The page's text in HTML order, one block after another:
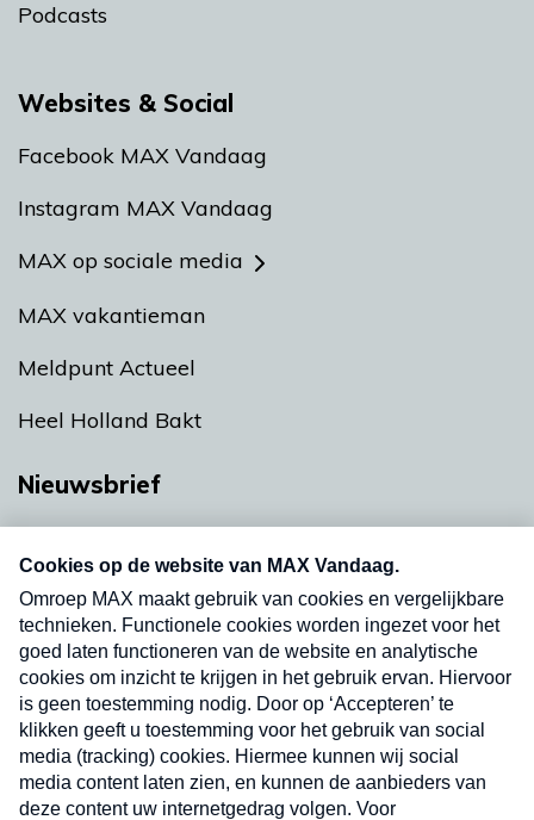
Podcasts
Websites & Social
Facebook MAX Vandaag
Instagram MAX Vandaag
MAX op sociale media
MAX vakantieman
Meldpunt Actueel
Heel Holland Bakt
Nieuwsbrief
nieuwsbrief. Elke vrijdag- en dinsdagochtend in
uw mailbox.
Verzend